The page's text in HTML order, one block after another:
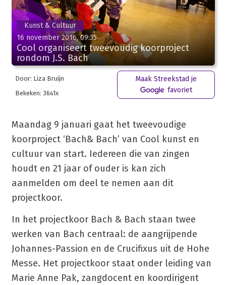
Kunst & Cultuur
16 november 2016, 09:35
Cool organiseert tweevoudig koorproject
rondom J.S. Bach
Door: Liza Bruijn
Bekeken: 3641x
Maak Streekstad je
favoriet
Maandag 9 januari gaat het tweevoudige
koorproject ‘Bach& Bach’ van Cool kunst en
cultuur van start. Iedereen die van zingen
houdt en 21 jaar of ouder is kan zich
aanmelden om deel te nemen aan dit
projectkoor.
In het projectkoor Bach & Bach staan twee
werken van Bach centraal: de aangrijpende
Johannes-Passion en de Crucifixus uit de Hohe
Messe. Het projectkoor staat onder leiding van
Marie Anne Pak, zangdocent en koordirigent